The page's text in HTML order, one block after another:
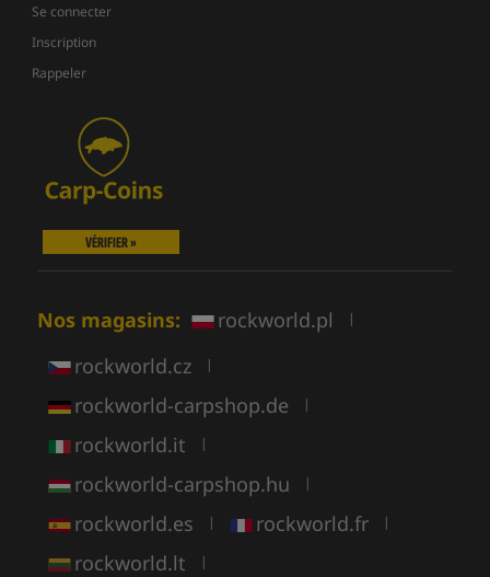
Se connecter
Inscription
Rappeler
VÉRIFIER »
Nos magasins: rockworld.pl |
rockworld.cz |
rockworld-carpshop.de |
rockworld.it |
rockworld-carpshop.hu |
rockworld.es | rockworld.fr |
rockworld.lt |